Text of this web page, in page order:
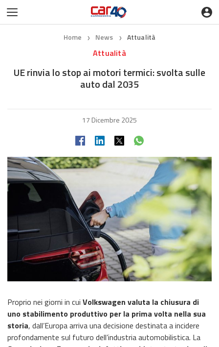
Home ❯ News ❯ Attualità
Attualità
UE rinvia lo stop ai motori termici: svolta sulle
auto dal 2035
17 Dicembre 2025
Proprio nei giorni in cui Volkswagen valuta la chiusura di
uno stabilimento produttivo per la prima volta nella sua
storia, dall’Europa arriva una decisione destinata a incidere
profondamente sul futuro dell’industria automobilistica. La